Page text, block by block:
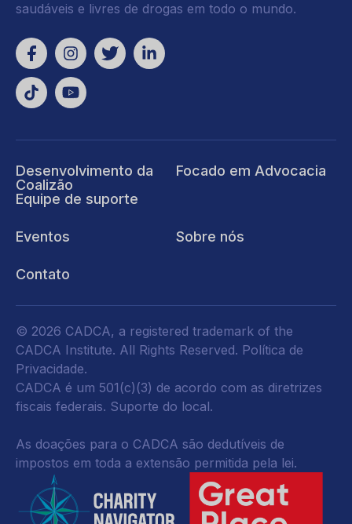
saudáveis e livres de drogas em todo o mundo.
Desenvolvimento da
Coalizão
Equipe de suporte
Focado em Advocacia
Eventos Sobre nós
Contato
© 2026 CADCA, a registered trademark of the
CADCA Institute. All Rights Reserved. Política de
Privacidade.
CADCA é um 501(c)(3) de acordo com as diretrizes
fiscais federais. Suporte do local.
As doações para o CADCA são dedutíveis de
impostos em toda a extensão permitida pela lei.